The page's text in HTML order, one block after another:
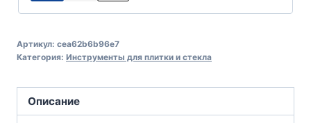
Артикул: cea62b6b96e7
Категория: Инструменты для плитки и стекла
Описание